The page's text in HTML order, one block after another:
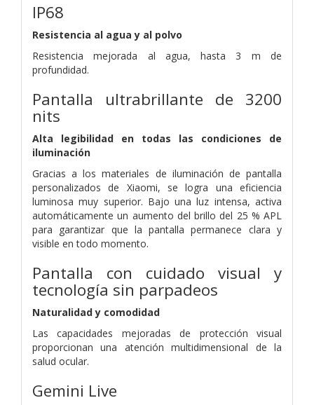
IP68
Resistencia al agua y al polvo
Resistencia mejorada al agua, hasta 3 m de
profundidad.
Pantalla ultrabrillante de 3200
nits
Alta legibilidad en todas las condiciones de
iluminación
Gracias a los materiales de iluminación de pantalla
personalizados de Xiaomi, se logra una eficiencia
luminosa muy superior. Bajo una luz intensa, activa
automáticamente un aumento del brillo del 25 % APL
para garantizar que la pantalla permanece clara y
visible en todo momento.
Pantalla con cuidado visual y
tecnología sin parpadeos
Naturalidad y comodidad
Las capacidades mejoradas de protección visual
proporcionan una atención multidimensional de la
salud ocular.
Gemini Live